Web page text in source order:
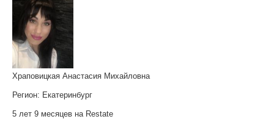
Храповицкая Анастасия Михайловна
Регион: Екатеринбург
5 лет 9 месяцев на Restate